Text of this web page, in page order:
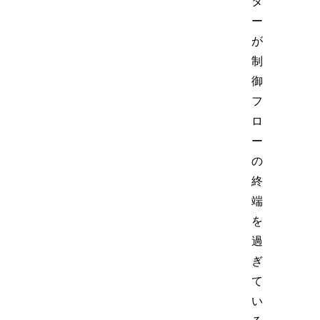
ー
が
制
御
フ
ロ
ー
の
終
端
を
過
ぎ
て
い